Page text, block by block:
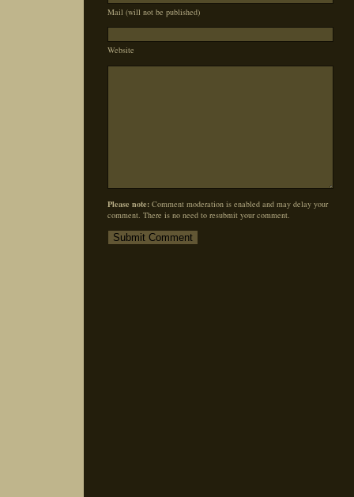
Mail (will not be published)
Website
Please note: Comment moderation is enabled and may delay your
comment. There is no need to resubmit your comment.